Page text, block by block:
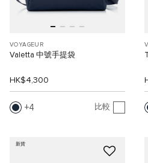
VOYAGEUR
Valetta 中號手提袋
HK$4,300
4 比較
新貨